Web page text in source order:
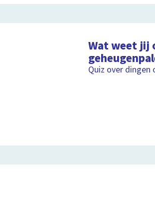
Wat weet jij
Quiz over dingen